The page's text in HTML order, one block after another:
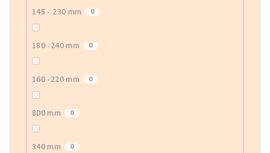
145 - 230 mm 0
180 -240 mm 0
160 -220 mm 0
800 mm 0
340 mm 0